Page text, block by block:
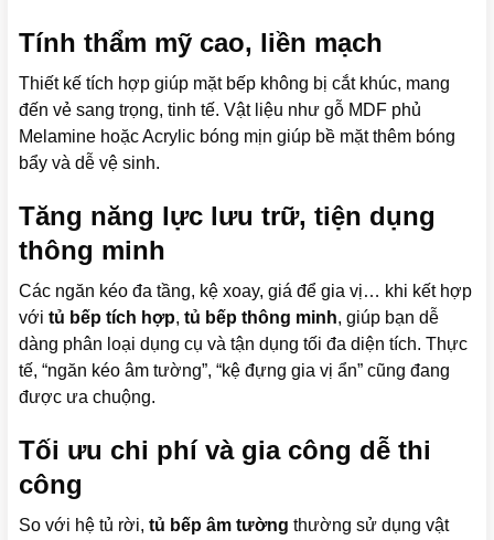
Tính thẩm mỹ cao, liền mạch
Thiết kế tích hợp giúp mặt bếp không bị cắt khúc, mang
đến vẻ sang trọng, tinh tế. Vật liệu như gỗ MDF phủ
Melamine hoặc Acrylic bóng mịn giúp bề mặt thêm bóng
bẩy và dễ vệ sinh.
Tăng năng lực lưu trữ, tiện dụng
thông minh
Các ngăn kéo đa tầng, kệ xoay, giá để gia vị… khi kết hợp
với tủ bếp tích hợp, tủ bếp thông minh, giúp bạn dễ
dàng phân loại dụng cụ và tận dụng tối đa diện tích. Thực
tế, “ngăn kéo âm tường”, “kệ đựng gia vị ẩn” cũng đang
được ưa chuộng.
Tối ưu chi phí và gia công dễ thi
công
So với hệ tủ rời, tủ bếp âm tường thường sử dụng vật